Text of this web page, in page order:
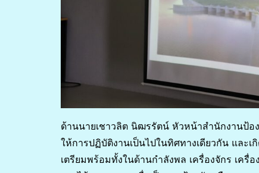
ด้านนายเชาวลิต นิฒรรัตน์ หัวหน้าสำนักงานป้อ
ให้การปฏิบัติงานเป็นไปในทิศทางเดียวกัน และ
เตรียมพร้อมทั้งในด้านกำลังพล เครื่องจักร เครื่